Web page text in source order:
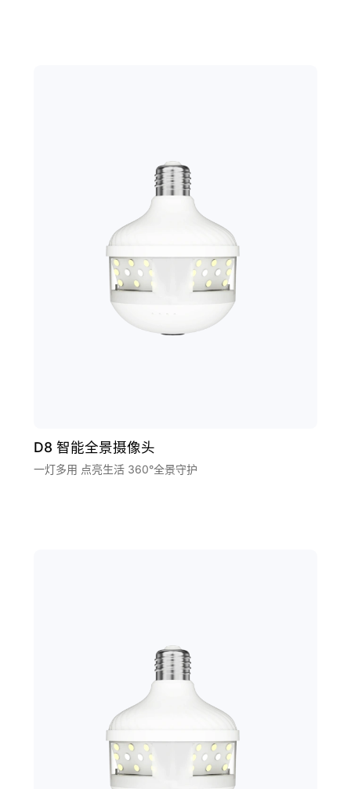
D8 智能全景摄像头
一灯多用 点亮生活 360°全景守护